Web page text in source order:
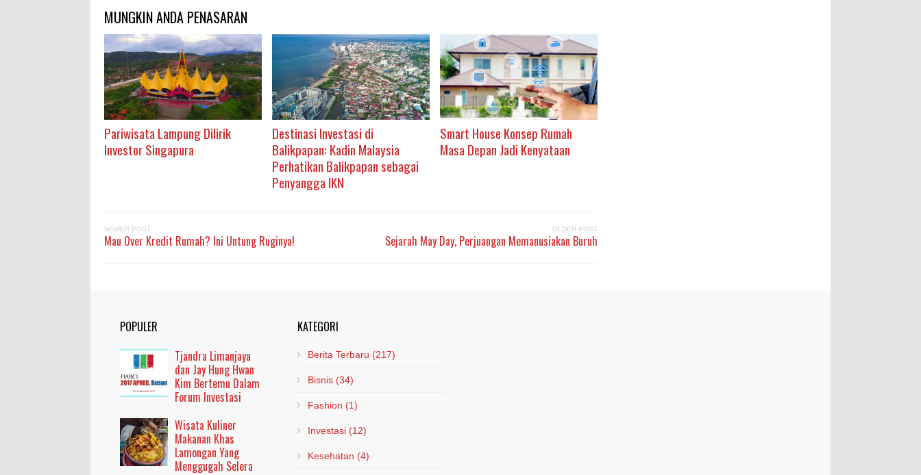
MUNGKIN ANDA PENASARAN
Pariwisata Lampung Dilirik
Investor Singapura
Destinasi Investasi di
Balikpapan: Kadin Malaysia
Perhatikan Balikpapan sebagai
Penyangga IKN
Smart House Konsep Rumah
Masa Depan Jadi Kenyataan
NEWER POST
Mau Over Kredit Rumah? Ini Untung Ruginya!
OLDER POST
Sejarah May Day, Perjuangan Memanusiakan Buruh
POPULER
Tjandra Limanjaya
dan Jay Hung Hwan
Kim Bertemu Dalam
Forum Investasi
Wisata Kuliner
Makanan Khas
Lamongan Yang
Menggugah Selera
KATEGORI
Berita Terbaru (217)
Bisnis (34)
Fashion (1)
Investasi (12)
Kesehatan (4)